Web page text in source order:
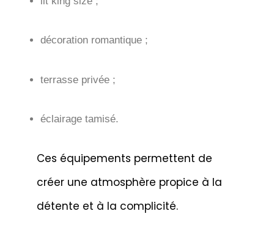
décoration romantique ;
terrasse privée ;
éclairage tamisé.
Ces équipements permettent de
créer une atmosphère propice à la
détente et à la complicité.